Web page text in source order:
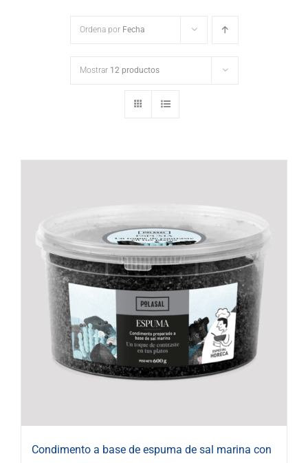
Ordena por Fecha
Mostrar 12 productos
Condimento a base de espuma de sal marina con